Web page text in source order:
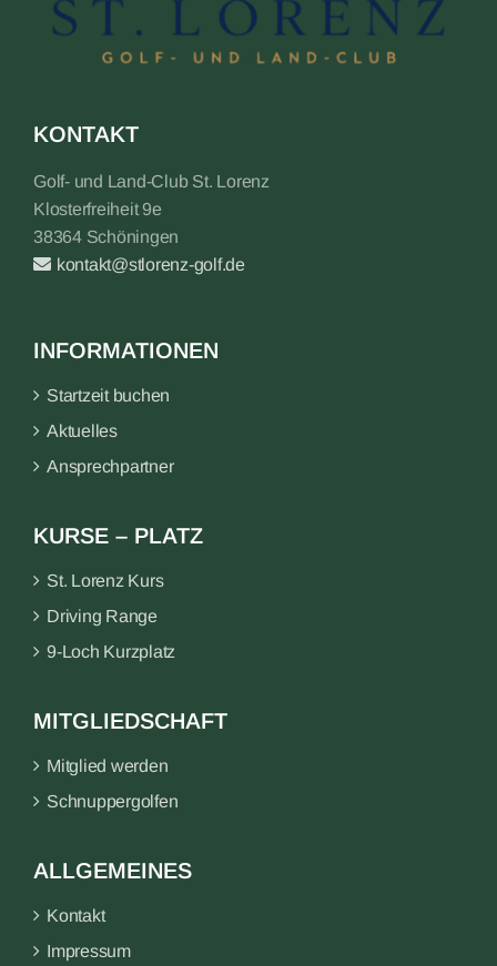
KONTAKT
Golf- und Land-Club St. Lorenz
Klosterfreiheit 9e
38364 Schöningen
kontakt@stlorenz-golf.de
INFORMATIONEN
Startzeit buchen
Aktuelles
Ansprechpartner
KURSE – PLATZ
St. Lorenz Kurs
Driving Range
9-Loch Kurzplatz
MITGLIEDSCHAFT
Mitglied werden
Schnuppergolfen
ALLGEMEINES
Kontakt
Impressum